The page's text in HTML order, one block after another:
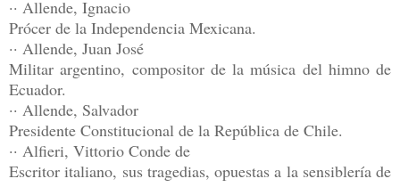
·· Allende, Ignacio
Prócer de la Independencia Mexicana.
·· Allende, Juan José
Militar argentino, compositor de la música del himno de
Ecuador.
·· Allende, Salvador
Presidente Constitucional de la República de Chile.
·· Alfieri, Vittorio Conde de
Escritor italiano, sus tragedias, opuestas a la sensiblería de